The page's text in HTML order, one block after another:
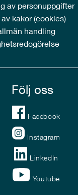
av personuppgifter
kakor (cookies)
handling
Följ oss
Facebook
Instagram
LinkedIn
Youtube